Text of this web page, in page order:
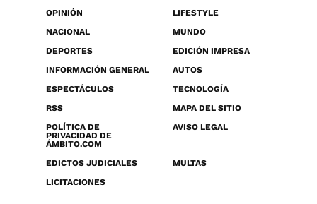
OPINIÓN
LIFESTYLE
NACIONAL
MUNDO
DEPORTES
EDICIÓN IMPRESA
INFORMACIÓN GENERAL
AUTOS
ESPECTÁCULOS
TECNOLOGÍA
RSS
MAPA DEL SITIO
POLÍTICA DE
PRIVACIDAD DE
ÁMBITO.COM
AVISO LEGAL
EDICTOS JUDICIALES
MULTAS
LICITACIONES